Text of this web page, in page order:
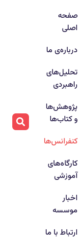
صفحه
اصلی
درباره‌ی ما
تحلیل‌های
راهبردی
پژوهش‌ها
و کتاب‌ها
کنفرانس‌ها
کارگاه‌های
آموزشی
اخبار
موسسه
ارتباط با ما